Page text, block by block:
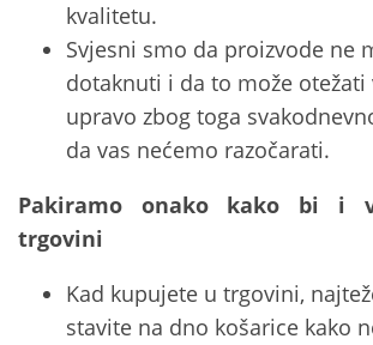
kvalitetu.
Svjesni smo da proizvode ne
dotaknuti i da to može
upravo zbog toga
da vas nećemo razočarati.
Pakiramo onako kako bi i
trgovini
Kad kupujete u trgovini,
stavite na dno košarice kako